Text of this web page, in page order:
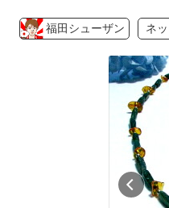
福田シューザン ネ